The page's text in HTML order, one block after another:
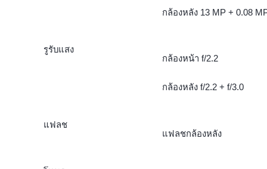
กล้องหลัง 13 MP + 0.08
รูรับแสง
กล้องหน้า f/2.2
กล้องหลัง f/2.2 + f/3.0
แฟลช
แฟลชกล้องหลัง